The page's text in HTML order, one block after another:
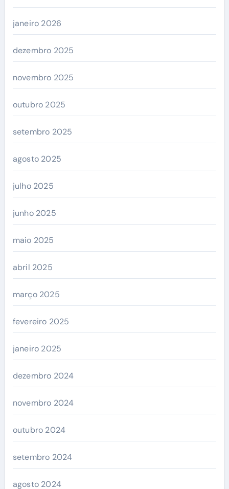
janeiro 2026
dezembro 2025
novembro 2025
outubro 2025
setembro 2025
agosto 2025
julho 2025
junho 2025
maio 2025
abril 2025
março 2025
fevereiro 2025
janeiro 2025
dezembro 2024
novembro 2024
outubro 2024
setembro 2024
agosto 2024